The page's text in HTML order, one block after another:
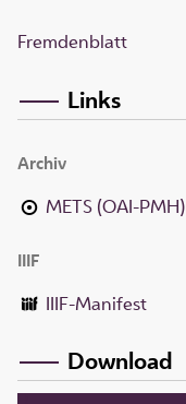
Fremdenblatt
Links
Archiv
METS (OAI-PMH)
IIIF
IIIF-Manifest
Download